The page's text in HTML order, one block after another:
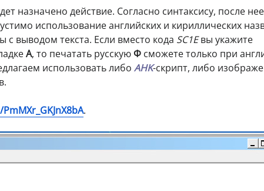
назначено действие. Согласно синтаксису, после нее
использование английских и кириллических
с выводом текста. Если вместо кода SC1Eвы укажите
A, то печатать русскуюФ сможете только при
использовать либо AHK-скрипт, либо
.